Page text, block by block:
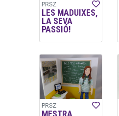
PRSZ
LES MADUIXES,
LA SEVA
PASSIÓ!
PRSZ
MESTRA